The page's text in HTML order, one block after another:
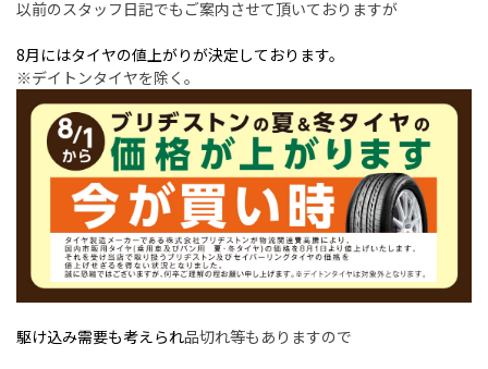
以前のスタッフ日記でもご案内させて頂いておりますが
8月にはタイヤの値上がりが決定しております。
※デイトンタイヤを除く。
駆け込み需要も考えられ品切れ等もありますので